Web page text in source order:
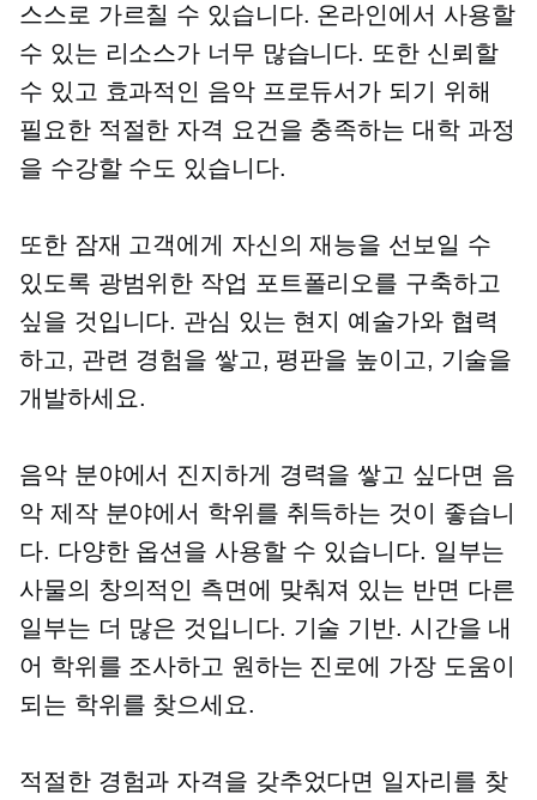
스스로 가르칠 수 있습니다. 온라인에서 사용할
수 있는 리소스가 너무 많습니다. 또한 신뢰할
수 있고 효과적인 음악 프로듀서가 되기 위해
필요한 적절한 자격 요건을 충족하는 대학 과정
을 수강할 수도 있습니다.
또한 잠재 고객에게 자신의 재능을 선보일 수
있도록 광범위한 작업 포트폴리오를 구축하고
싶을 것입니다. 관심 있는 현지 예술가와 협력
하고, 관련 경험을 쌓고, 평판을 높이고, 기술을
개발하세요.
음악 분야에서 진지하게 경력을 쌓고 싶다면 음
악 제작 분야에서 학위를 취득하는 것이 좋습니
다. 다양한 옵션을 사용할 수 있습니다. 일부는
사물의 창의적인 측면에 맞춰져 있는 반면 다른
일부는 더 많은 것입니다. 기술 기반. 시간을 내
어 학위를 조사하고 원하는 진로에 가장 도움이
되는 학위를 찾으세요.
적절한 경험과 자격을 갖추었다면 일자리를 찾